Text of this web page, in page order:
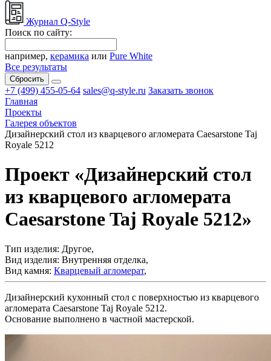
Журнал Q-Style
Поиск по сайту:
например, керамика или Pure White
Все результаты
Сбросить
+7 (499) 455-05-64 sales@q-style.ru Заказать звонок
Главная
Проекты
Галерея объектов
Дизайнерский стол из кварцевого агломерата Caesarstone Taj
Royale 5212
Проект «Дизайнерский стол
из кварцевого агломерата
Caesarstone Taj Royale 5212»
Тип изделия: Другое,
Вид изделия: Внутренняя отделка,
Вид камня: Кварцевый агломерат,
Дизайнерский кухонный стол с поверхностью из кварцевого
агломерата Caesarstone Taj Royale 5212.
Основание выполнено в частной мастерской.